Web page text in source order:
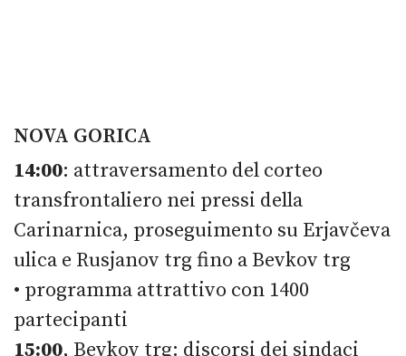
NOVA GORICA
14:00: attraversamento del corteo
transfrontaliero nei pressi della
Carinarnica, proseguimento su Erjavčeva
ulica e Rusjanov trg fino a Bevkov trg
• programma attrattivo con 1400
partecipanti
15:00, Bevkov trg: discorsi dei sindaci